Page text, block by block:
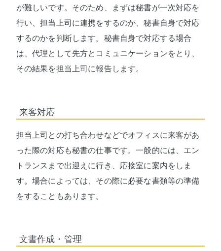
が難しいです。そのため、まずは秘書が一次対応を
行い、担当上司に連携をするのか、秘書自身で対応
するのかを判断します。秘書自身で対応する場合
は、代理として先方とコミュニケーションをとり、
その結果を担当上司に報告します。
来客対応
担当上司との打ち合わせなどでオフィスに来客があ
った際の対応も秘書の仕事です。一般的には、エン
トランスまで出迎えに行き、応接室に案内をしま
す。場合によっては、その際に必要な書類等の準備
をすることもあります。
文書作成・管理